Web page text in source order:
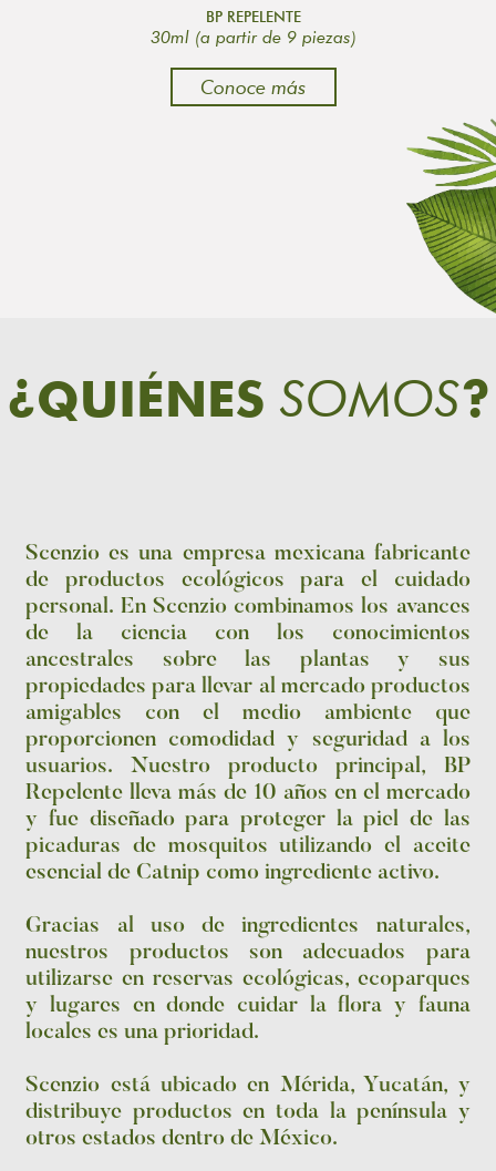
BP REPELENTE
30ml (a partir de 9 piezas)
Conoce más
¿QUIÉNES SOMOS?
Scenzio es una empresa mexicana fabricante
de productos ecológicos para el cuidado
personal. En Scenzio combinamos los avances
de la ciencia con los conocimientos
ancestrales sobre las plantas y sus
propiedades para llevar al mercado productos
amigables con el medio ambiente que
proporcionen comodidad y seguridad a los
usuarios. Nuestro producto principal, BP
Repelente lleva más de 10 años en el mercado
y fue diseñado para proteger la piel de las
picaduras de mosquitos utilizando el aceite
esencial de Catnip como ingrediente activo.
Gracias al uso de ingredientes naturales,
nuestros productos son adecuados para
utilizarse en reservas ecológicas, ecoparques
y lugares en donde cuidar la flora y fauna
locales es una prioridad.
Scenzio está ubicado en Mérida, Yucatán, y
distribuye productos en toda la península y
otros estados dentro de México.